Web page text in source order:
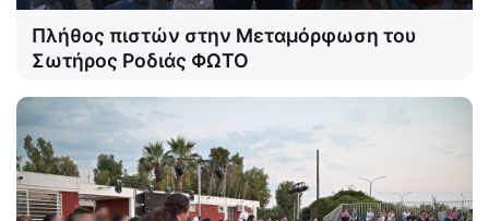
Πλήθος πιστών στην Μεταμόρφωση του
Σωτήρος Ροδιάς ΦΩΤΟ